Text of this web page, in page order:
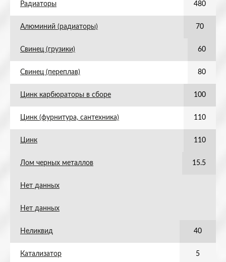
Радиаторы 480
Алюминий (радиаторы) 70
Свинец (грузики) 60
Свинец (переплав) 80
Цинк карбюраторы в сборе 100
Цинк (фурнитура, сантехника) 110
Цинк 110
Лом черных металлов 15.5
Нет данных
Нет данных
Неликвид 40
Катализатор 5